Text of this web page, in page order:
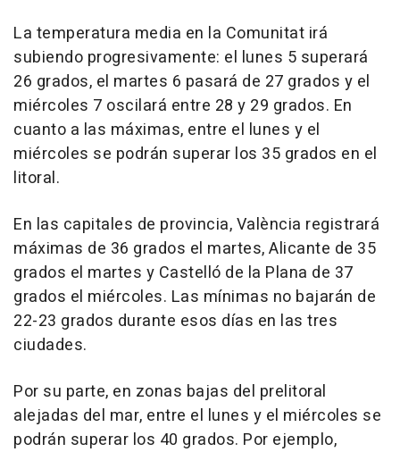
La temperatura media en la Comunitat irá
subiendo progresivamente: el lunes 5 superará
26 grados, el martes 6 pasará de 27 grados y el
miércoles 7 oscilará entre 28 y 29 grados. En
cuanto a las máximas, entre el lunes y el
miércoles se podrán superar los 35 grados en el
litoral.
En las capitales de provincia, València registrará
máximas de 36 grados el martes, Alicante de 35
grados el martes y Castelló de la Plana de 37
grados el miércoles. Las mínimas no bajarán de
22-23 grados durante esos días en las tres
ciudades.
Por su parte, en zonas bajas del prelitoral
alejadas del mar, entre el lunes y el miércoles se
podrán superar los 40 grados. Por ejemplo,